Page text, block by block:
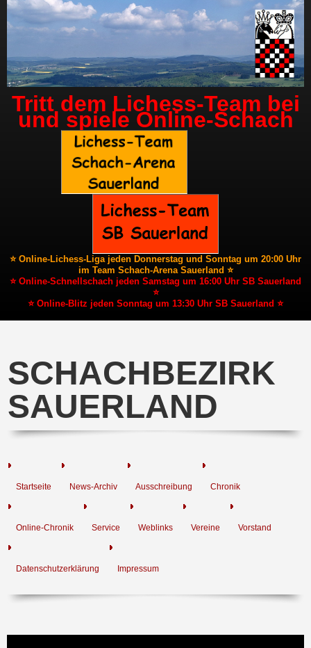
Tritt dem Lichess-Team bei
und spiele Online-Schach
⭐ Online-Lichess-Liga jeden Donnerstag und Sonntag um 20:00 Uhr
im Team Schach-Arena Sauerland ⭐
⭐ Online-Schnellschach jeden Samstag um 16:00 Uhr SB Sauerland
⭐
⭐ Online-Blitz jeden Sonntag um 13:30 Uhr SB Sauerland ⭐
SCHACHBEZIRK
SAUERLAND
Startseite News-Archiv Ausschreibung Chronik
Online-Chronik Service Weblinks Vereine Vorstand
Datenschutzerklärung Impressum